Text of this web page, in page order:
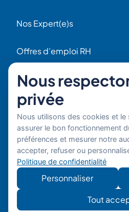
Nos Expert(e)s
Offres d’emploi RH
56 Rue Raspail
F92300 Levallois
+ 33 (0)1 42 70 97 20
Par email
Copyright © 2026 Boost'RH
Groupe. Tous droits réservés.
Site
développé
mon site
Nous
privée
Nous utilisons des cookies et
assurer le bon fonctionnement
préférences et mesurer notre
accepter, refuser ou
Politique de confidentialité
Personnaliser
Tout